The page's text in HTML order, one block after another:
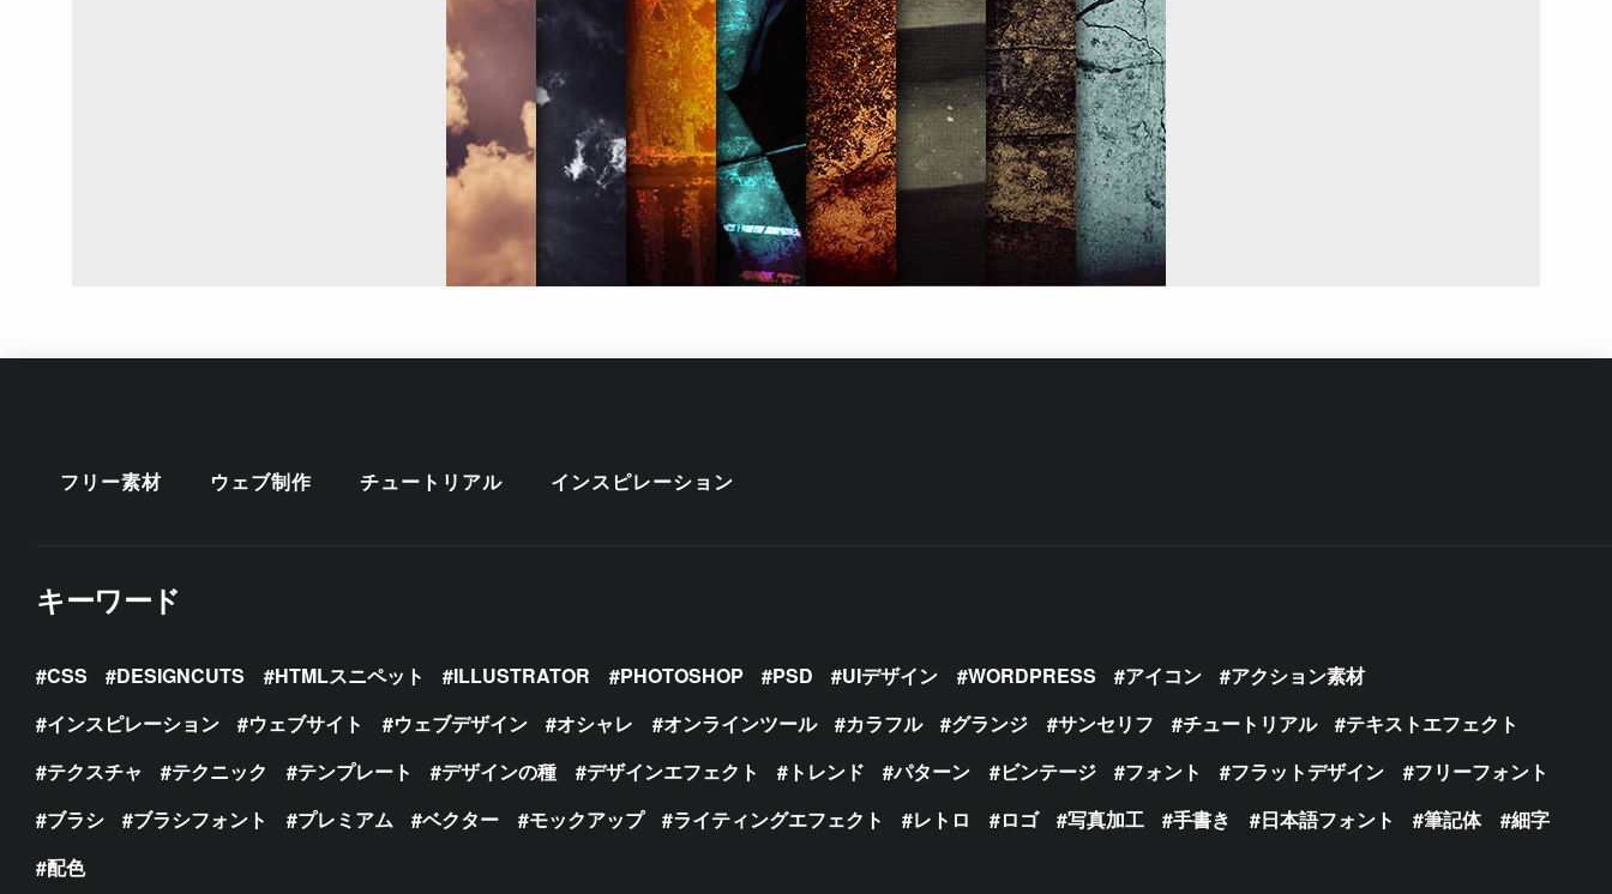
フリー素材 ウェブ制作 チュートリアル インスピレーション
キーワード
CSS DESIGNCUTS HTMLスニペット ILLUSTRATOR PHOTOSHOP PSD UIデザイン WORDPRESS アイコン
アクション素材
インスピレーション
ウェブサイト ウェブデザイン オシャレ オンラインツール カラフル グランジ サンセリフ チュートリアル
テキストエフェクト
テクスチャ
テクニック テンプレート デザインの種 デザインエフェクト トレンド パターン ビンテージ フォント フラットデザイン
フリーフォント
ブラシ
ブラシフォント プレミアム ベクター モックアップ ライティングエフェクト レトロ ロゴ 写真加工 手書き 日本語フォント 筆記体
細字
配色